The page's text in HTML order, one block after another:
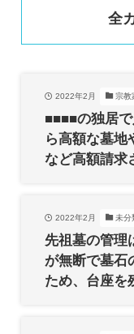
全
2022年2月 宗教
■■■■の独居
ら高額な墓地
など高額請求
2022年2月 未分
先祖墓の管理
が無断で墓石
ため、台座を